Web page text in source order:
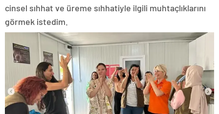
cinsel sıhhat ve üreme sıhhatiyle ilgili muhtaçlıklarını
görmek istedim.